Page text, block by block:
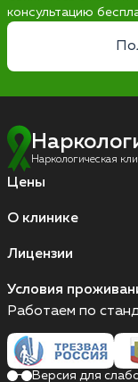
консультацию
Наркологическая
Цены
О клинике
Лицензии
Условия
Работаем по
Версия для